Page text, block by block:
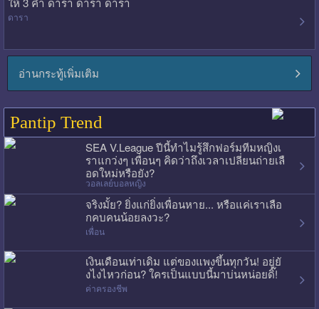
ดารา
อ่านกระทู้เพิ่มเติม
Pantip Trend
SEA V.League ปีนี้ทำไมรู้สึกฟอร์มทีมหญิงเ
ราแกว่งๆ เพื่อนๆ คิดว่าถึงเวลาเปลี่ยนถ่ายเลื
อดใหม่หรือยัง?
วอลเลย์บอลหญิง
จริงมั้ย? ยิ่งแก่ยิ่งเพื่อนหาย... หรือแค่เราเลือ
กคบคนน้อยลงวะ?
เพื่อน
เงินเดือนเท่าเดิม แต่ของแพงขึ้นทุกวัน! อยู่ยั
งไงไหวก่อน? ใครเป็นแบบนี้มาบ่นหน่อยดิ๊!
ค่าครองชีพ